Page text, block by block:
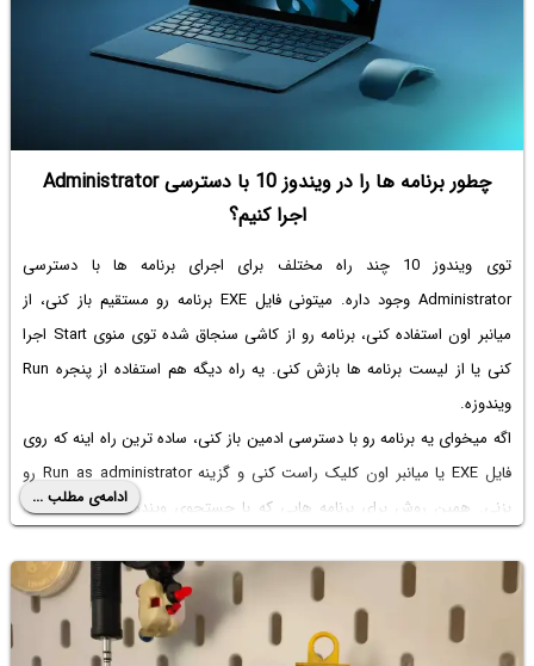
چطور برنامه ها را در ویندوز 10 با دسترسی Administrator
اجرا کنیم؟
توی ویندوز 10 چند راه مختلف برای اجرای برنامه ها با دسترسی
Administrator وجود داره. میتونی فایل EXE برنامه رو مستقیم باز کنی، از
میانبر اون استفاده کنی، برنامه رو از کاشی سنجاق شده توی منوی Start اجرا
کنی یا از لیست برنامه ها بازش کنی. یه راه دیگه هم استفاده از پنجره Run
ویندوزه.
اگه میخوای یه برنامه رو با دسترسی ادمین باز کنی، ساده ترین راه اینه که روی
فایل EXE یا میانبر اون کلیک راست کنی و گزینه Run as administrator رو
بزنی. همین روش برای برنامه هایی که با جستجوی ویندوز پیدا میکنی هم
البته بعضی وقت ها این روش ها کاربردی نیستن. به عنوان مثال ممکنه یه
قابلیت خاص درست کار نکنه یا برنامه جواب نده. توی این شرایط پنجره Run
معمولا یه راه مطمئن برای اجرای برنامه با دسترسی Administrator هست.
ادامه‌ی مطلب ...